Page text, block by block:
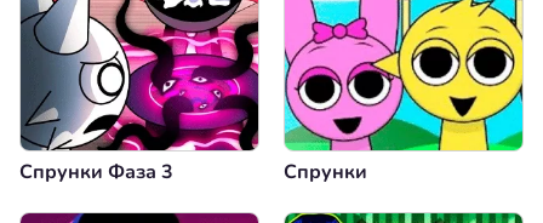
Спрунки Фаза 3 Спрунки